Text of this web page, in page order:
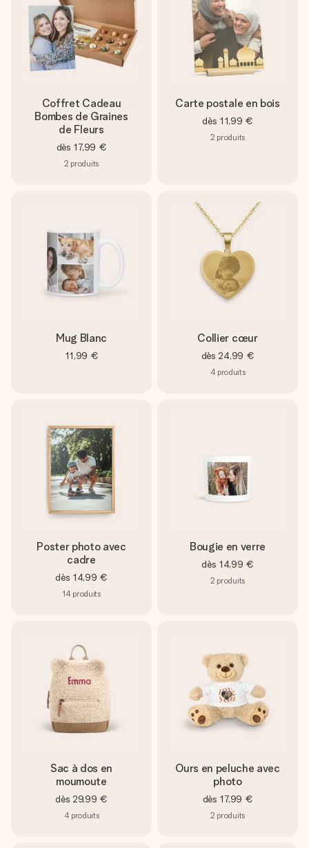
Coffret Cadeau
Bombes de Graines
de Fleurs
dès 17,99 €
2 produits
Carte postale en bois
dès 11,99 €
2 produits
Mug Blanc
11,99 €
Collier cœur
dès 24,99 €
4 produits
Poster photo avec
cadre
dès 14,99 €
14 produits
Bougie en verre
dès 14,99 €
2 produits
Sac à dos en
moumoute
dès 29,99 €
4 produits
Ours en peluche avec
photo
dès 17,99 €
2 produits